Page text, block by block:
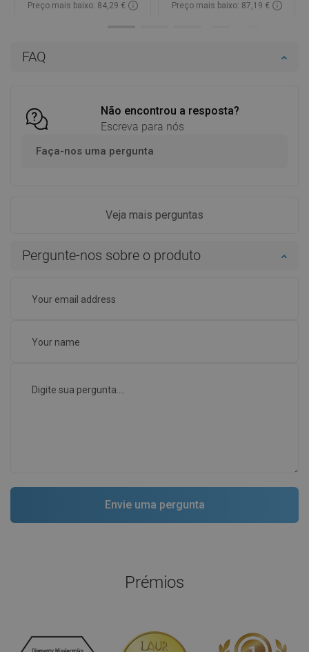
FAQ
Não encontrou a resposta?
Escreva para nós
Faça-nos uma pergunta
Veja mais perguntas
Pergunte-nos sobre o produto
Preço mais baixo: 84,29 €
Preço mais baixo: 87,19 €
Prémios